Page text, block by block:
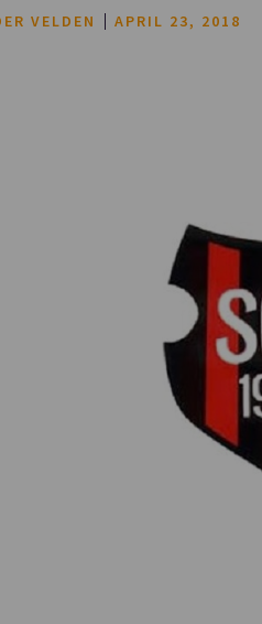
VELDEN APRIL 23, 2018